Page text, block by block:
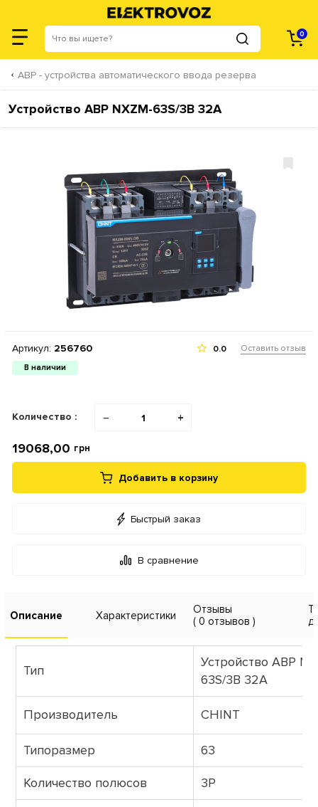
0
АВР - устройства автоматического ввода резерва
Устройство АВР NXZM-63S/3B 32A
Артикул: 256760
В наличии
0.0 Оставить отзыв
Количество : − +
19068,00 грн
Добавить в корзину
Быстрый заказ
В сравнение
Описание Характеристики
Отзывы
( 0 отзывов )
Тип
Устройство АВР
63S/3B 32A
Производитель CHINT
Типоразмер 63
Количество полюсов 3P